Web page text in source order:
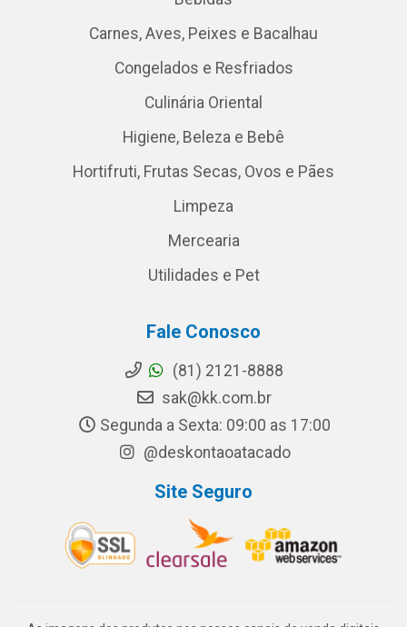
Carnes, Aves, Peixes e Bacalhau
Congelados e Resfriados
Culinária Oriental
Higiene, Beleza e Bebê
Hortifruti, Frutas Secas, Ovos e Pães
Limpeza
Mercearia
Utilidades e Pet
Fale Conosco
(81) 2121-8888
sak@kk.com.br
Segunda a Sexta: 09:00 as 17:00
@deskontaoatacado
Site Seguro